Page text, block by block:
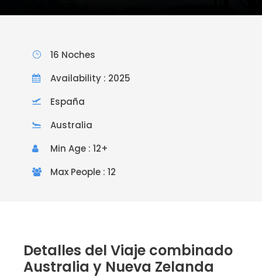
16 Noches
Availability : 2025
España
Australia
Min Age : 12+
Max People : 12
Detalles del Viaje combinado
Australia y Nueva Zelanda